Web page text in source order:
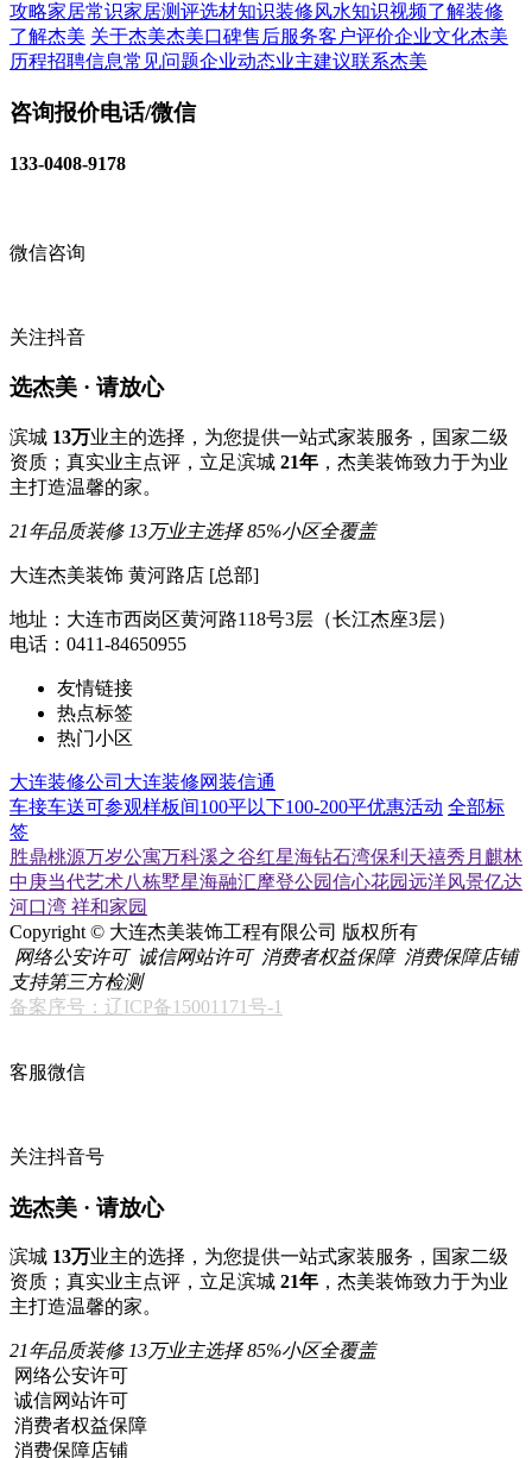
攻略家居常识家居测评选材知识装修风水知识视频了解装修
了解杰美 关于杰美杰美口碑售后服务客户评价企业文化杰美
历程招聘信息常见问题企业动态业主建议联系杰美
咨询报价电话/微信
133-0408-9178
微信咨询
关注抖音
选杰美 · 请放心
滨城 13万业主的选择，为您提供一站式家装服务，国家二级
资质；真实业主点评，立足滨城 21年 ，杰美装饰致力于为业
主打造温馨的家。
21年品质装修 13万业主选择 85%小区全覆盖
大连杰美装饰 黄河路店 [总部]
地址：大连市西岗区黄河路118号3层（长江杰座3层）
电话：0411-84650955
友情链接
热点标签
热门小区
大连装修公司 大连装修网装信通
车接车送可参观样板间100平以下100-200平优惠活动 全部标
签
胜鼎桃源万岁公寓万科溪之谷红星海钻石湾保利天禧秀月麒林
中庚当代艺术八栋墅星海融汇摩登公园信心花园远洋风景亿达
河口湾 祥和家园
Copyright © 大连杰美装饰工程有限公司 版权所有
网络公安许可 诚信网站许可 消费者权益保障 消费保障店铺
支持第三方检测
备案序号：辽ICP备15001171号-1
客服微信
关注抖音号
选杰美 · 请放心
滨城 13万业主的选择，为您提供一站式家装服务，国家二级
资质；真实业主点评，立足滨城 21年 ，杰美装饰致力于为业
主打造温馨的家。
21年品质装修 13万业主选择 85%小区全覆盖
网络公安许可
诚信网站许可
消费者权益保障
消费保障店铺